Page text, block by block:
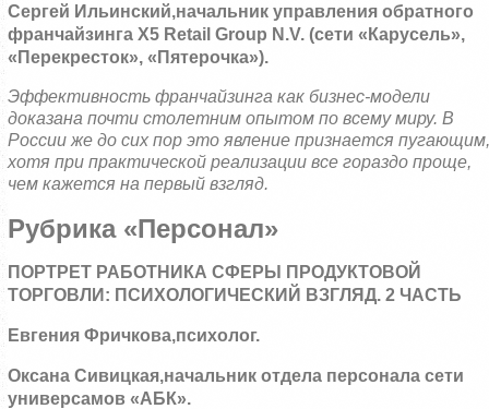
Сергей Ильинский,начальник управления обратного
франчайзинга Х5 Retail Group N .V. (сети «Карусель»,
«Перекресток», «Пятерочка»).
Эффективность франчайзинга как бизнес-модели
доказана почти столетним опытом по всему миру. В
России же до сих пор это явление признается пугающим,
хотя при практической реализации все гораздо проще,
чем кажется на первый взгляд.
Рубрика «Персонал»
ПОРТРЕТ РАБОТНИКА СФЕРЫ ПРОДУКТОВОЙ
ТОРГОВЛИ: ПСИХОЛОГИЧЕСКИЙ ВЗГЛЯД. 2 ЧАСТЬ
Евгения Фричкова,психолог.
Оксана Сивицкая,начальник отдела персонала сети
универсамов «АБК».